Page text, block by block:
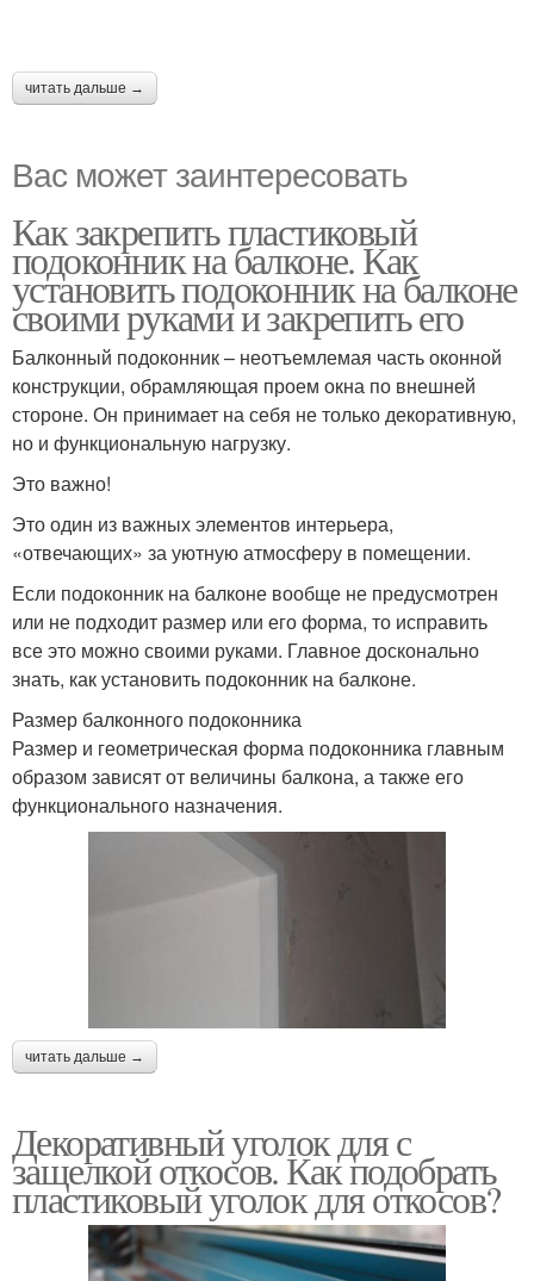
читать дальше →
Вас может заинтересовать
Как закрепить пластиковый
подоконник на балконе. Как
установить подоконник на балконе
своими руками и закрепить его
Балконный подоконник – неотъемлемая часть оконной
конструкции, обрамляющая проем окна по внешней
стороне. Он принимает на себя не только декоративную,
но и функциональную нагрузку.
Это важно!
Это один из важных элементов интерьера,
«отвечающих» за уютную атмосферу в помещении.
Если подоконник на балконе вообще не предусмотрен
или не подходит размер или его форма, то исправить
все это можно своими руками. Главное досконально
знать, как установить подоконник на балконе.
Размер балконного подоконника
Размер и геометрическая форма подоконника главным
образом зависят от величины балкона, а также его
функционального назначения.
читать дальше →
Декоративный уголок для с
защелкой откосов. Как подобрать
пластиковый уголок для откосов?